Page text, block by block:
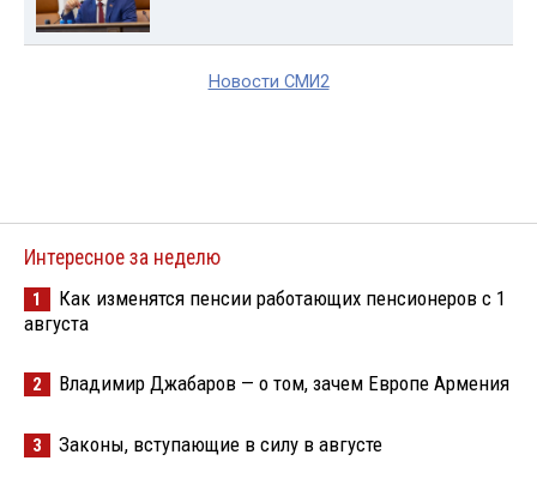
Новости СМИ2
Интересное за неделю
1
Как изменятся пенсии работающих пенсионеров с 1
августа
2 Владимир Джабаров — о том, зачем Европе Армения
3 Законы, вступающие в силу в августе